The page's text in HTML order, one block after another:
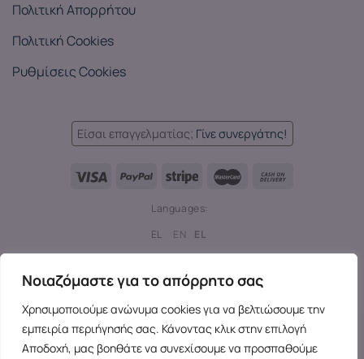
Νοιαζόμαστε για το απόρρητο σας
Χρησιμοποιούμε ανώνυμα cookies για να βελτιώσουμε την
εμπειρία περιήγησής σας. Κάνοντας κλικ στην επιλογή
Αποδοχή, μας βοηθάτε να συνεχίσουμε να προσπαθούμε
Πολιτική Απορρήτου
Πολιτική Cookies
Ρυθμίσεις Cookies
Είσαι επαγγελματίας; Γίνε συνεργάτης!
Languages:
EL
EN EL
Copyright 2026 ©
- Adult toys and merchandise | All
rights reserved.